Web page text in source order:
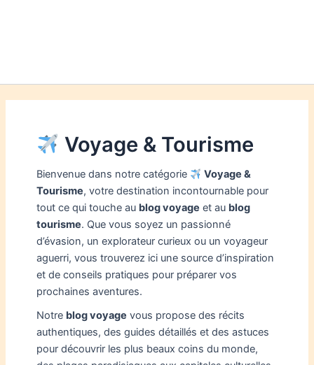
Voyage & Tourisme
Bienvenue dans notre catégorie
Voyage &
Tourisme, votre destination incontournable pour
tout ce qui touche au blog voyage et au blog
tourisme. Que vous soyez un passionné
d’évasion, un explorateur curieux ou un voyageur
aguerri, vous trouverez ici une source d’inspiration
et de conseils pratiques pour préparer vos
prochaines aventures.
Notre blog voyage vous propose des récits
authentiques, des guides détaillés et des astuces
pour découvrir les plus beaux coins du monde,